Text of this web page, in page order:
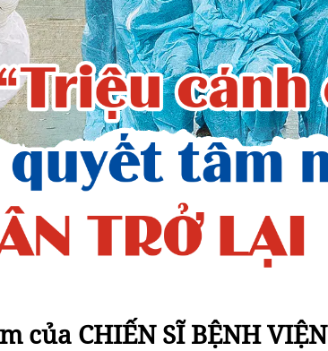
của CHIẾN SĨ BỆNH VIỆN